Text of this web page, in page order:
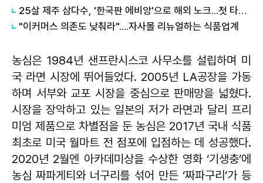
25살 제주 삼다수, '한국판 에비앙'으로 해외 노크...첫 타깃은 동남아
"이커머스 의존도 낮춰라"....자사몰 리뉴얼하는 식품업계
농심은 1984년 샌프란시스코 사무소를 설립하며 미
국 라면 시장에 뛰어들었다. 2005년 LA공장을 가동
하며 서부와 교포 시장을 중심으로 판매망을 넓혔다.
시장을 장악하고 있는 일본의 저가 라면과 달리 프리
미엄 제품으로 차별점을 둔 농심은 2017년 국내 식품
최초로 미국 월마트 전 점포에 입점하는 데 성공했다.
2020년 2월엔 아카데미상을 수상한 영화 ‘기생충’에
농심 짜파게티와 너구리를 섞어 만든 ‘짜파구리’가 등